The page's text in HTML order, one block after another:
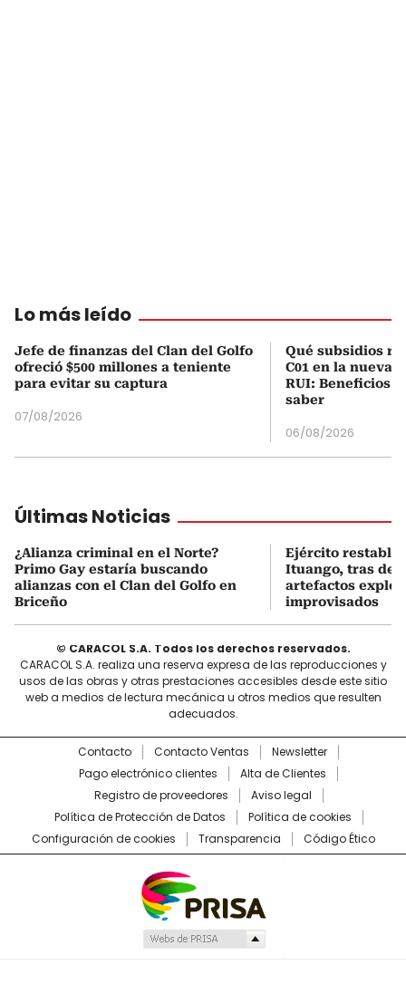
Lo más leído
Jefe de finanzas del Clan del Golfo
ofreció $500 millones a teniente
para evitar su captura
07/08/2026
Qué subsidios
C01 en la nueva
RUI: Beneficios
saber
06/08/2026
Últimas Noticias
¿Alianza criminal en el Norte?
Primo Gay estaría buscando
alianzas con el Clan del Golfo en
Briceño
Ejército
Ituango, tras
artefactos
improvisados
© CARACOL S.A. Todos los derechos reservados.
CARACOL S.A. realiza una reserva expresa de las reproducciones y
usos de las obras y otras prestaciones accesibles desde este sitio
web a medios de lectura mecánica u otros medios que resulten
adecuados.
Contacto Contacto Ventas
Newsletter
Pago electrónico clientes
Alta de Clientes
Registro de proveedores
Aviso legal
Política de Protección de Datos
Política de cookies
Configuración de cookies
Transparencia Código Ético